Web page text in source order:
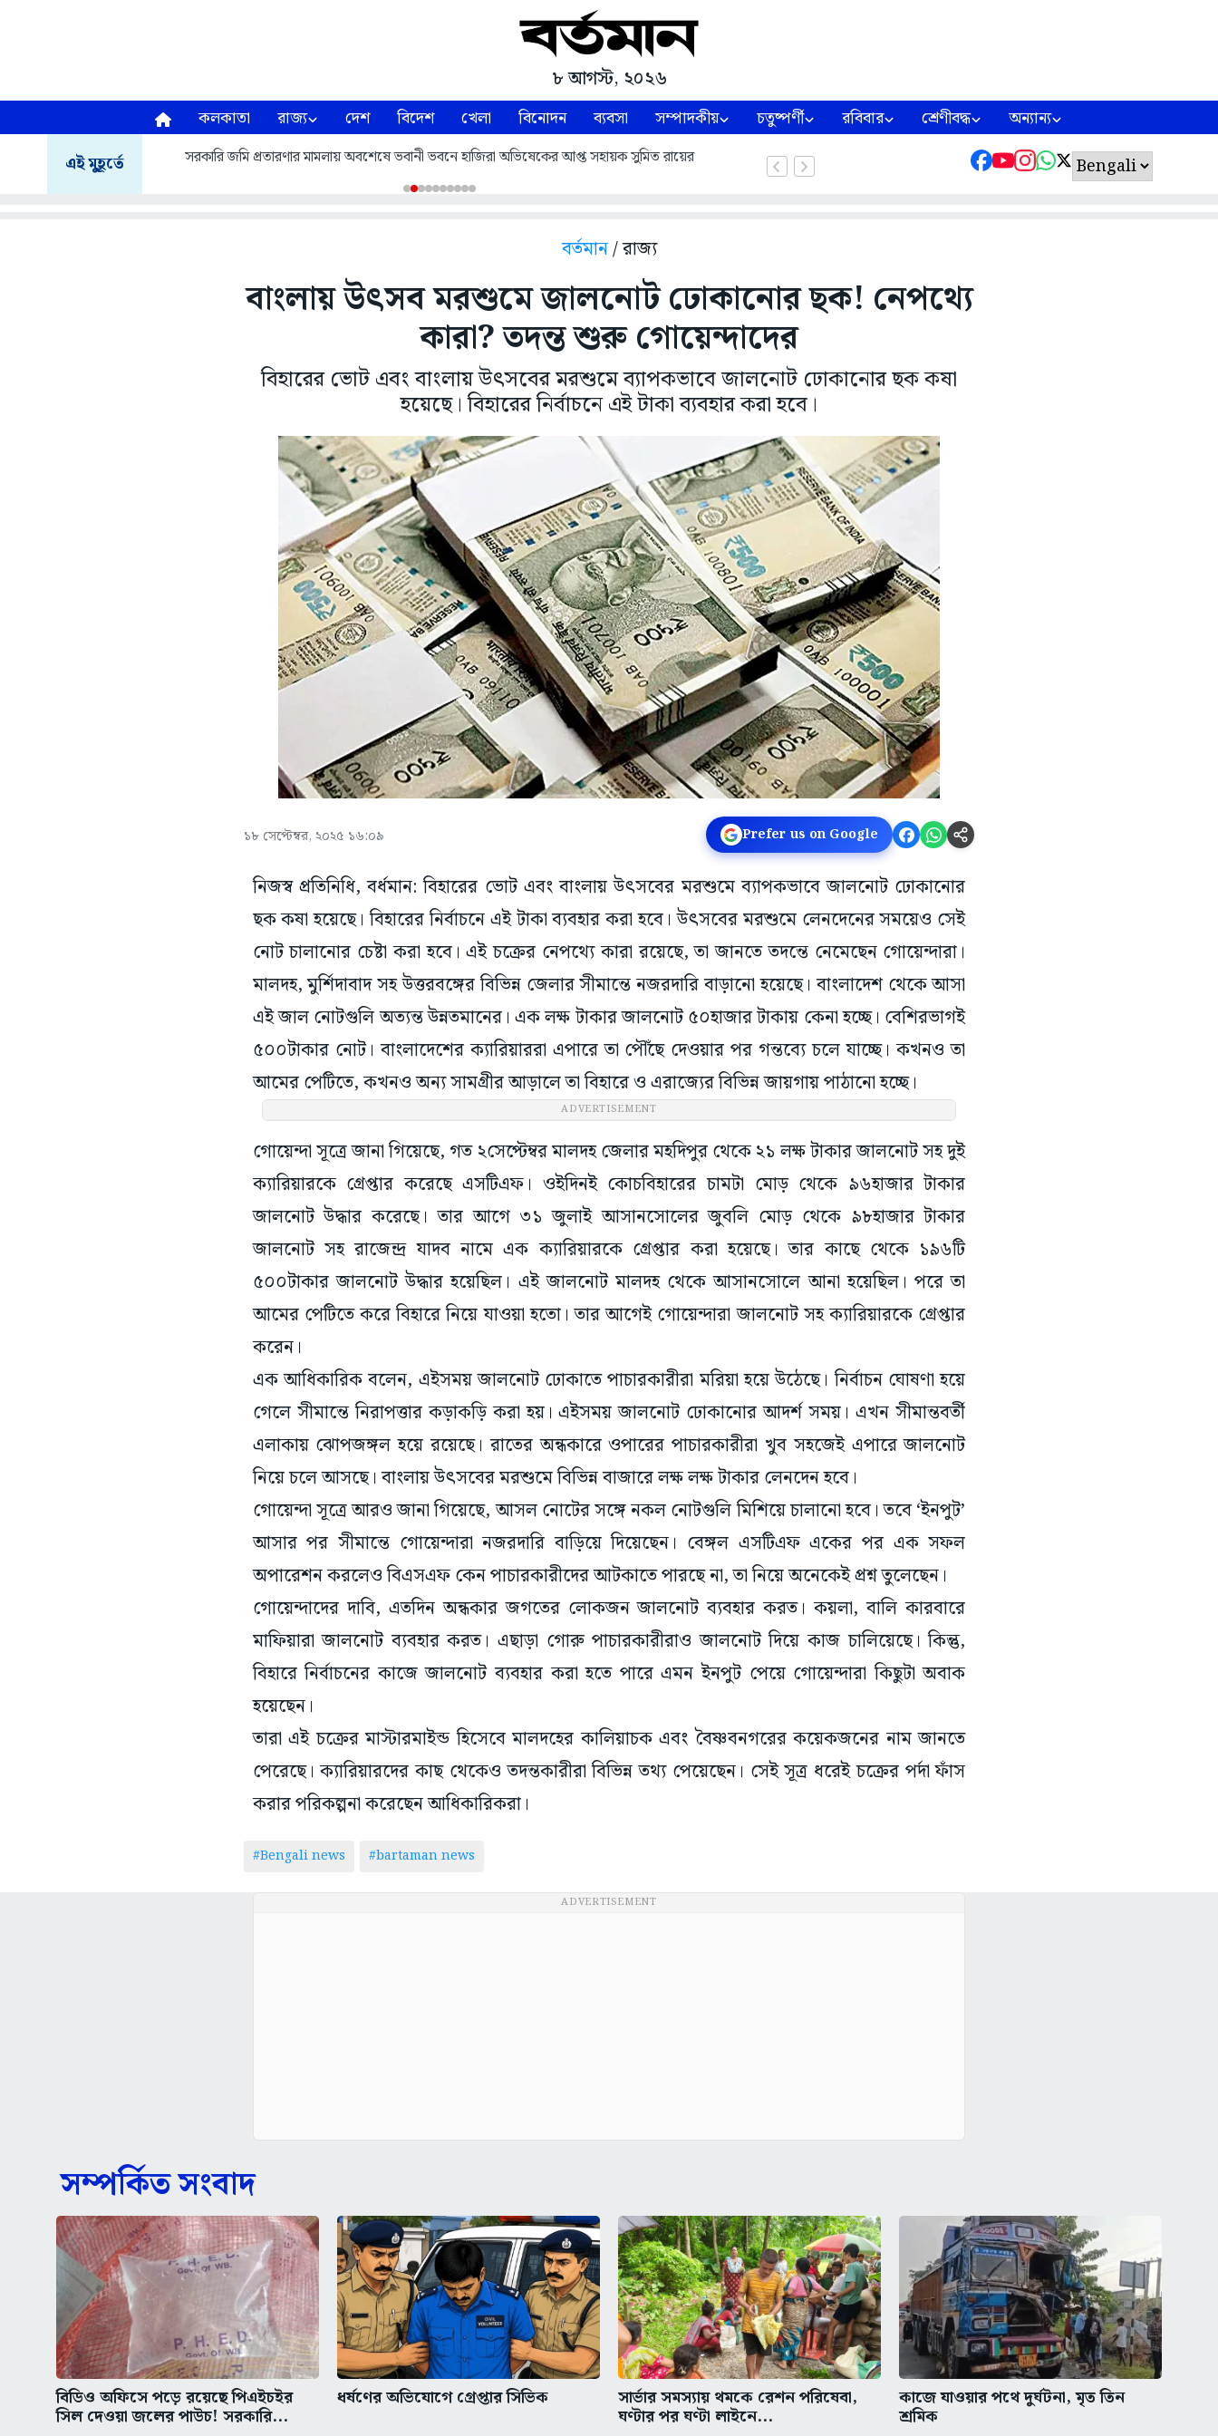
৮ আগস্ট, ২০২৬
কলকাতা রাজ্য দেশ বিদেশ খেলা বিনোদন ব্যবসা সম্পাদকীয় চতুষ্পর্ণী রবিবার শ্রেণীবদ্ধ অন্যান্য
এই মুহূর্তে সরকারি জমি প্রতারণার মামলায় অবশেষে ভবানী ভবনে হাজিরা অভিষেকের আপ্ত সহায়ক সুমিত রায়ের
বর্তমান/ রাজ্য
বাংলায় উৎসব মরশুমে জালনোট ঢোকানোর ছক! নেপথ্যে
কারা? তদন্ত শুরু গোয়েন্দাদের
বিহারের ভোট এবং বাংলায় উৎসবের মরশুমে ব্যাপকভাবে জালনোট ঢোকানোর ছক কষা
হয়েছে। বিহারের নির্বাচনে এই টাকা ব্যবহার করা হবে।
১৮ সেপ্টেম্বর, ২০২৫ ১৬:০৯ Prefer us on Google
নিজস্ব প্রতিনিধি, বর্ধমান: বিহারের ভোট এবং বাংলায় উৎসবের মরশুমে ব্যাপকভাবে জালনোট ঢোকানোর
ছক কষা হয়েছে। বিহারের নির্বাচনে এই টাকা ব্যবহার করা হবে। উৎসবের মরশুমে লেনদেনের সময়েও সেই
নোট চালানোর চেষ্টা করা হবে। এই চক্রের নেপথ্যে কারা রয়েছে, তা জানতে তদন্তে নেমেছেন গোয়েন্দারা।
মালদহ, মুর্শিদাবাদ সহ উত্তরবঙ্গের বিভিন্ন জেলার সীমান্তে নজরদারি বাড়ানো হয়েছে। বাংলাদেশ থেকে আসা
এই জাল নোটগুলি অত্যন্ত উন্নতমানের। এক লক্ষ টাকার জালনোট ৫০হাজার টাকায় কেনা হচ্ছে। বেশিরভাগই
৫০০টাকার নোট। বাংলাদেশের ক্যারিয়াররা এপারে তা পৌঁছে দেওয়ার পর গন্তব্যে চলে যাচ্ছে। কখনও তা
আমের পেটিতে, কখনও অন্য সামগ্রীর আড়ালে তা বিহারে ও এরাজ্যের বিভিন্ন জায়গায় পাঠানো হচ্ছে।
ADVERTISEMENT
গোয়েন্দা সূত্রে জানা গিয়েছে, গত ২সেপ্টেম্বর মালদহ জেলার মহদিপুর থেকে ২১ লক্ষ টাকার জালনোট সহ দুই
ক্যারিয়ারকে গ্রেপ্তার করেছে এসটিএফ। ওইদিনই কোচবিহারের চামটা মোড় থেকে ৯৬হাজার টাকার
জালনোট উদ্ধার করেছে। তার আগে ৩১ জুলাই আসানসোলের জুবলি মোড় থেকে ৯৮হাজার টাকার
জালনোট সহ রাজেন্দ্র যাদব নামে এক ক্যারিয়ারকে গ্রেপ্তার করা হয়েছে। তার কাছে থেকে ১৯৬টি
৫০০টাকার জালনোট উদ্ধার হয়েছিল। এই জালনোট মালদহ থেকে আসানসোলে আনা হয়েছিল। পরে তা
আমের পেটিতে করে বিহারে নিয়ে যাওয়া হতো। তার আগেই গোয়েন্দারা জালনোট সহ ক্যারিয়ারকে গ্রেপ্তার
করেন।
এক আধিকারিক বলেন, এইসময় জালনোট ঢোকাতে পাচারকারীরা মরিয়া হয়ে উঠেছে। নির্বাচন ঘোষণা হয়ে
গেলে সীমান্তে নিরাপত্তার কড়াকড়ি করা হয়। এইসময় জালনোট ঢোকানোর আদর্শ সময়। এখন সীমান্তবর্তী
এলাকায় ঝোপজঙ্গল হয়ে রয়েছে। রাতের অন্ধকারে ওপারের পাচারকারীরা খুব সহজেই এপারে জালনোট
নিয়ে চলে আসছে। বাংলায় উৎসবের মরশুমে বিভিন্ন বাজারে লক্ষ লক্ষ টাকার লেনদেন হবে।
গোয়েন্দা সূত্রে আরও জানা গিয়েছে, আসল নোটের সঙ্গে নকল নোটগুলি মিশিয়ে চালানো হবে। তবে ‘ইনপুট’
আসার পর সীমান্তে গোয়েন্দারা নজরদারি বাড়িয়ে দিয়েছেন। বেঙ্গল এসটিএফ একের পর এক সফল
অপারেশন করলেও বিএসএফ কেন পাচারকারীদের আটকাতে পারছে না, তা নিয়ে অনেকেই প্রশ্ন তুলেছেন।
গোয়েন্দাদের দাবি, এতদিন অন্ধকার জগতের লোকজন জালনোট ব্যবহার করত। কয়লা, বালি কারবারে
মাফিয়ারা জালনোট ব্যবহার করত। এছাড়া গোরু পাচারকারীরাও জালনোট দিয়ে কাজ চালিয়েছে। কিন্তু,
বিহারে নির্বাচনের কাজে জালনোট ব্যবহার করা হতে পারে এমন ইনপুট পেয়ে গোয়েন্দারা কিছুটা অবাক
হয়েছেন।
তারা এই চক্রের মাস্টারমাইন্ড হিসেবে মালদহের কালিয়াচক এবং বৈষ্ণবনগরের কয়েকজনের নাম জানতে
পেরেছে। ক্যারিয়ারদের কাছ থেকেও তদন্তকারীরা বিভিন্ন তথ্য পেয়েছেন। সেই সূত্র ধরেই চক্রের পর্দা ফাঁস
করার পরিকল্পনা করেছেন আধিকারিকরা।
#Bengali news #bartaman news
ADVERTISEMENT
সম্পর্কিত সংবাদ
বিডিও অফিসে পড়ে রয়েছে পিএইচইর
সিল দেওয়া জলের পাউচ! সরকারি...
ধর্ষণের অভিযোগে গ্রেপ্তার সিভিক সার্ভার সমস্যায় থমকে রেশন পরিষেবা,
ঘণ্টার পর ঘণ্টা লাইনে...
কাজে যাওয়ার পথে দুর্ঘটনা, মৃত তিন
শ্রমিক